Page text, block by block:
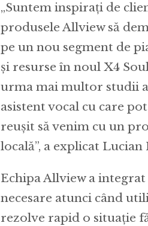
„Suntem inspirați de
produsele Allview să
pe un nou segment de
și resurse în noul X4
urma mai multor studii
asistent vocal cu care
reușit să venim cu un
locală”, a explicat
Echipa Allview a
necesare atunci când
rezolve rapid o situație